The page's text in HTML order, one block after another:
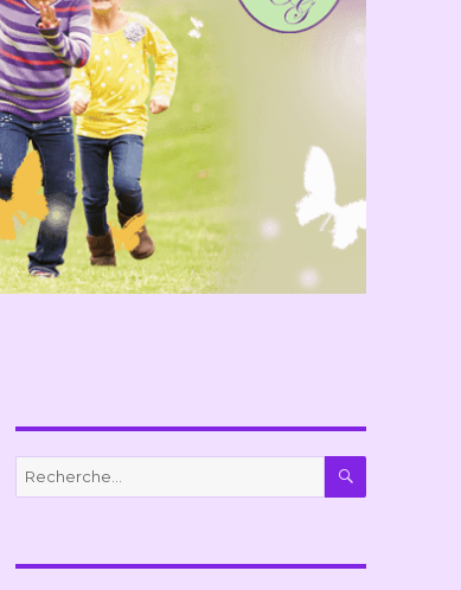
Recherche
pour :